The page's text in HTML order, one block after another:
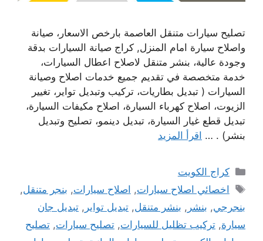
تصليح سيارات متنقل العاصمة بارخص الاسعار، صيانة
واصلاح سيارة امام المنزل, كراج صيانة السيارات بدقة
وجودة عالية، بنشر متنقل لاصلاح اعطال السيارات،
خدمة متخصصة في تقديم جميع خدمات اصلاح وصيانة
السيارات ( تبديل بطاريات، تركيب وتبديل تواير، تغيير
الزيوت، اصلاح كهرباء السيارة، اصلاح مكيفات السيارة،
تبديل قطع غيار السيارة، تبديل دينمو، تصليح وتبديل
بنشر) . … اقرأ المزيد
التصنيفات
كراج الكويت
الوسوم
اخصائي اصلاح سيارات, اصلاح سيارات, بنجر متنقل,
بنجرجي, بنشر , بنشر متنقل, تبديل تواير , تبديل جان
سيارة, تركيب تظليل للسيارات, تصليح سيارات, تصليح